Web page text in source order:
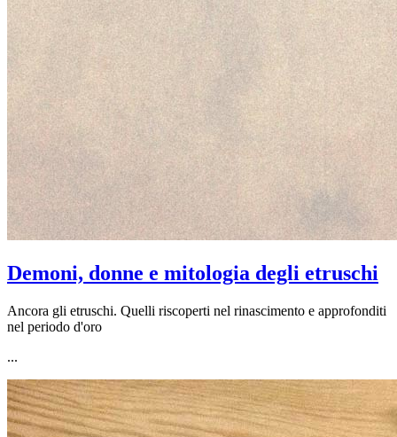
Demoni, donne e mitologia degli etruschi
Ancora gli etruschi. Quelli riscoperti nel rinascimento e approfonditi
nel periodo d'oro
...